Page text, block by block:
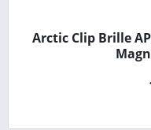
Arctic Clip Brille